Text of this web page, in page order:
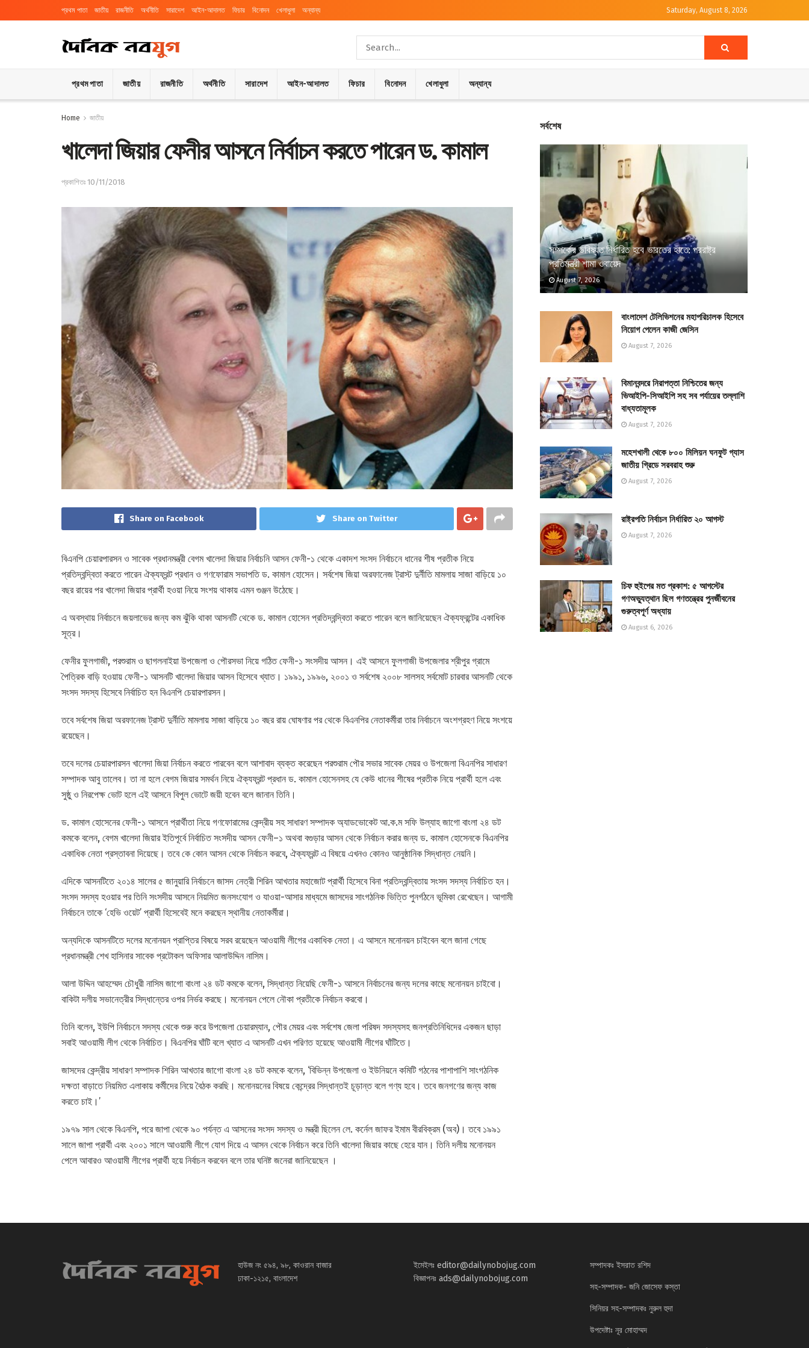
প্রথম পাতা জাতীয় রাজনীতি অর্থনীতি সারাদেশ আইন-আদালত ফিচার বিনোদন খেলাধুলা অন্যান্য Saturday, August 8, 2026
প্রথম পাতা জাতীয় রাজনীতি অর্থনীতি সারাদেশ আইন-আদালত ফিচার বিনোদন খেলাধুলা অন্যান্য
Home জাতীয়
খালেদা জিয়ার ফেনীর আসনে নির্বাচন করতে পারেন ড. কামাল
প্রকাশিতঃ 10/11/2018
Share on Facebook Share on Twitter
বিএনপি চেয়ারপারসন ও সাবেক প্রধানমন্ত্রী বেগম খালেদা জিয়ার নির্বাচনি আসন ফেনী-১ থেকে একাদশ সংসদ নির্বাচনে ধানের শীষ প্রতীক নিয়ে
প্রতিদ্বন্দ্বিতা করতে পারেন ঐক্যফ্রন্ট প্রধান ও গণফোরাম সভাপতি ড. কামাল হোসেন। সর্বশেষ জিয়া অরফানেজ ট্রাস্ট দুর্নীতি মামলায় সাজা বাড়িয়ে ১০
বছর রায়ের পর খালেদা জিয়ার প্রার্থী হওয়া নিয়ে সংশয় থাকায় এমন গুঞ্জন উঠেছে।
এ অবস্থায় নির্বাচনে জয়লাভের জন্য কম ঝুঁকি থাকা আসনটি থেকে ড. কামাল হোসেন প্রতিদ্বন্দ্বিতা করতে পারেন বলে জানিয়েছেন ঐক্যফ্রন্টের একাধিক
সূত্র।
ফেনীর ফুলগাজী, পরশুরাম ও ছাগলনাইয়া উপজেলা ও পৌরসভা নিয়ে গঠিত ফেনী-১ সংসদীয় আসন। এই আসনে ফুলগাজী উপজেলার শ্রীপুর গ্রামে
পৈত্রিক বাড়ি হওয়ায় ফেনী-১ আসনটি খালেদা জিয়ার আসন হিসেবে খ্যাত। ১৯৯১, ১৯৯৬, ২০০১ ও সর্বশেষ ২০০৮ সালসহ সর্বমোট চারবার আসনটি থেকে
সংসদ সদস্য হিসেবে নির্বাচিত হন বিএনপি চেয়ারপারসন।
তবে সর্বশেষ জিয়া অরফানেজ ট্রাস্ট দুর্নীতি মামলায় সাজা বাড়িয়ে ১০ বছর রায় ঘোষণার পর থেকে বিএনপির নেতাকর্মীরা তার নির্বাচনে অংশগ্রহণ নিয়ে সংশয়ে
রয়েছেন।
তবে দলের চেয়ারপারসন খালেদা জিয়া নির্বাচন করতে পারবেন বলে আশাবাদ ব্যক্ত করেছেন পরশুরাম পৌর সভার সাবেক মেয়র ও উপজেলা বিএনপির সাধারণ
সম্পাদক আবু তালেব। তা না হলে বেগম জিয়ার সমর্থন নিয়ে ঐক্যফ্রন্ট প্রধান ড. কামাল হোসেনসহ যে কেউ ধানের শীষের প্রতীক নিয়ে প্রার্থী হলে এবং
সুষ্ঠু ও নিরপেক্ষ ভোট হলে এই আসনে বিপুল ভোটে জয়ী হবেন বলে জানান তিনি।
ড. কামাল হোসেনের ফেনী-১ আসনে প্রার্থীতা নিয়ে গণফোরামের কেন্দ্রীয় সহ সাধারণ সম্পাদক অ্যাডভোকেট আ.ক.ম সফি উল্যাহ জাগো বাংলা ২৪ ডট
কমকে বলেন, বেগম খালেদা জিয়ার ইতিপূর্বে নির্বাচিত সংসদীয় আসন ফেনী–১ অথবা বগুড়ার আসন থেকে নির্বাচন করার জন্য ড. কামাল হোসেনকে বিএনপির
একাধিক নেতা প্রস্তাবনা দিয়েছে। তবে কে কোন আসন থেকে নির্বাচন করবে, ঐক্যফ্রন্ট এ বিষয়ে এখনও কোনও আনুষ্ঠানিক সিদ্ধান্ত নেয়নি।
এদিকে আসনটিতে ২০১৪ সালের ৫ জানুয়ারি নির্বাচনে জাসদ নেত্রী শিরিন আখতার মহাজোট প্রার্থী হিসেবে বিনা প্রতিদ্বন্দ্বিতায় সংসদ সদস্য নির্বাচিত হন।
সংসদ সদস্য হওয়ার পর তিনি সংসদীয় আসনে নিয়মিত জনসংযোগ ও যাওয়া-আসার মাধ্যমে জাসদের সাংগঠনিক ভিত্তি পুনর্গঠনে ভূমিকা রেখেছেন। আগামী
নির্বাচনে তাকে ‘হেভি ওয়েট’ প্রার্থী হিসেবেই মনে করছেন স্থানীয় নেতাকর্মীরা।
অন্যদিকে আসনটিতে দলের মনোনয়ন প্রাপ্তির বিষয়ে সরব রয়েছেন আওয়ামী লীগের একাধিক নেতা। এ আসনে মনোনয়ন চাইবেন বলে জানা গেছে
প্রধানমন্ত্রী শেখ হাসিনার সাবেক প্রটোকল অফিসার আলাউদ্দিন নাসিম।
আলা উদ্দিন আহম্মেদ চৌধুরী নাসিম জাগো বাংলা ২৪ ডট কমকে বলেন, সিদ্ধান্ত নিয়েছি ফেনী-১ আসনে নির্বাচনের জন্য দলের কাছে মনোনয়ন চাইবো।
বাকিটা দলীয় সভানেত্রীর সিদ্ধান্তের ওপর নির্ভর করছে। মনোনয়ন পেলে নৌকা প্রতীকে নির্বাচন করবো।
তিনি বলেন, ইউপি নির্বাচনে সদস্য থেকে শুরু করে উপজেলা চেয়ারম্যান, পৌর মেয়র এবং সর্বশেষ জেলা পরিষদ সদস্যসহ জনপ্রতিনিধিদের একজন ছাড়া
সবাই আওয়ামী লীগ থেকে নির্বাচিত। বিএনপির ঘাঁটি বলে খ্যাত এ আসনটি এখন পরিণত হয়েছে আওয়ামী লীগের ঘাঁটিতে।
জাসদের কেন্দ্রীয় সাধারণ সম্পাদক শিরিন আখতার জাগো বাংলা ২৪ ডট কমকে বলেন, ‘বিভিন্ন উপজেলা ও ইউনিয়নে কমিটি গঠনের পাশাপাশি সাংগঠনিক
দক্ষতা বাড়াতে নিয়মিত এলাকায় কর্মীদের নিয়ে বৈঠক করছি। মনোনয়নের বিষয়ে কেন্দ্রের সিদ্ধান্তই চূড়ান্ত বলে গণ্য হবে। তবে জনগণের জন্য কাজ
করতে চাই।’
১৯৭৯ সাল থেকে বিএনপি, পরে জাপা থেকে ৯০ পর্যন্ত এ আসনের সংসদ সদস্য ও মন্ত্রী ছিলেন লে. কর্নেল জাফর ইমাম বীরবিক্রম (অব)। তবে ১৯৯১
সালে জাপা প্রার্থী এবং ২০০১ সালে আওয়ামী লীগে যোগ দিয়ে এ আসন থেকে নির্বাচন করে তিনি খালেদা জিয়ার কাছে হেরে যান। তিনি দলীয় মনোনয়ন
পেলে আবারও আওয়ামী লীগের প্রার্থী হয়ে নির্বাচন করবেন বলে তার ঘনিষ্ট জনেরা জানিয়েছেন ।
সর্বশেষ
সম্পর্কের ভবিষ্যত নির্ধারিত হবে ভারতের হাতে: পররাষ্ট্র
প্রতিমন্ত্রী শামা ওবায়েদ
August 7, 2026
বাংলাদেশ টেলিভিশনের মহাপরিচালক হিসেবে
নিয়োগ পেলেন কাজী জেসিন
August 7, 2026
বিমানবন্দরে নিরাপত্তা নিশ্চিতের জন্য
ভিআইপি-সিআইপি সহ সব পর্যায়ের তল্লাশি
বাধ্যতামূলক
August 7, 2026
মহেশখালী থেকে ৮০০ মিলিয়ন ঘনফুট গ্যাস
জাতীয় গ্রিডে সরবরাহ শুরু
August 7, 2026
রাষ্ট্রপতি নির্বাচন নির্ধারিত ২০ আগস্ট
August 7, 2026
চিফ হুইপের মত প্রকাশ: ৫ আগস্টের
গণঅভ্যুত্থান ছিল গণতন্ত্রের পুনর্জীবনের
গুরুত্বপূর্ণ অধ্যায়
August 6, 2026
হাউজ নং ৫৯৪, ৯৮, কাওরান বাজার
ঢাকা-১২১৫, বাংলাদেশ
ইমেইলঃ editor@dailynobojug.com
বিজ্ঞাপনঃ ads@dailynobojug.com
সম্পাদকঃ ইসরাত রশিদ
সহ-সম্পাদক- জনি জোসেফ কস্তা
সিনিয়র সহ-সম্পাদকঃ নুরুল হুদা
উপদেষ্টাঃ নূর মোহাম্মদ